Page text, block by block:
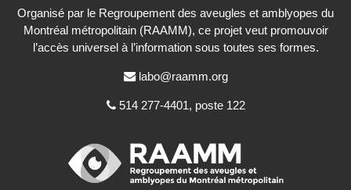
propos
Organisé par le Regroupement des aveugles et amblyopes du
Montréal métropolitain (RAAMM), ce projet veut promouvoir
l’accès universel à l’information sous toutes ses formes.
Courriel
labo@raamm.org
Téléphone
514 277-4401, poste 122